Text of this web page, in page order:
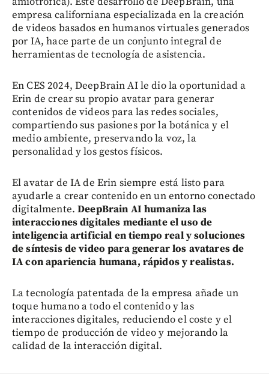
empresa californiana especializada en la creación
de videos basados en humanos virtuales generados
por IA, hace parte de un conjunto integral de
herramientas de tecnología de asistencia.
En CES 2024, DeepBrain AI le dio la oportunidad a
Erin de crear su propio avatar para generar
contenidos de videos para las redes sociales,
compartiendo sus pasiones por la botánica y el
medio ambiente, preservando la voz, la
personalidad y los gestos físicos.
El avatar de IA de Erin siempre está listo para
ayudarle a crear contenido en un entorno conectado
digitalmente.DeepBrain AI humaniza las
interacciones digitales mediante el uso de
inteligencia artificial en tiempo real y soluciones
de síntesis de video para generar los avatares de
IA con apariencia humana, rápidos y realistas.
La tecnología patentada de la empresa añade un
toque humano a todo el contenido y las
interacciones digitales, reduciendo el coste y el
tiempo de producción de video y mejorando la
calidad de la interacción digital.